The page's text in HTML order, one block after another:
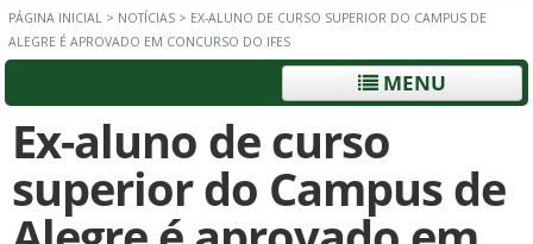
PÁGINA INICIAL > NOTÍCIAS > EX-ALUNO DE CURSO SUPERIOR DO CAMPUS DE
ALEGRE É APROVADO EM CONCURSO DO IFES
MENU
Ex-aluno de curso
superior do Campus de